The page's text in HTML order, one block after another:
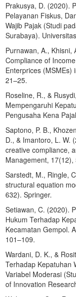
Prakusya, D. (2020).
Pelayanan Fiskus,
Wajib Pajak (Studi
Surabaya).
Purnawan, A., Khisni,
Compliance of
Enterprices (MSMEs)
21–25.
Roseline, R., &
Mempengaruhi
Pengusaha Kena
Saptono, P. B.,
D., & Imantoro, L. W.
creative compliance,
Management, 17(12),
Sarstedt, M., Ringle,
structural equation
632). Springer.
Setiawan, C. (2020).
Hukum Terhadap
Kecamatan Gempol.
101–109.
Wardani, D. K., &
Terhadap Kepatuhan
Variabel Moderasi
of Innovation